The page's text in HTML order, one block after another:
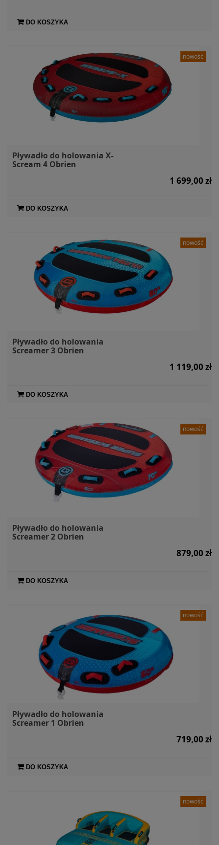
DO KOSZYKA
Pływadło do holowania X-
Scream 4 Obrien
1 699,00 zł
DO KOSZYKA
nowość
Pływadło do holowania
Screamer 3 Obrien
1 119,00 zł
DO KOSZYKA
nowość
Pływadło do holowania
Screamer 2 Obrien
879,00 zł
DO KOSZYKA
nowość
Pływadło do holowania
Screamer 1 Obrien
719,00 zł
DO KOSZYKA
nowość
nowość